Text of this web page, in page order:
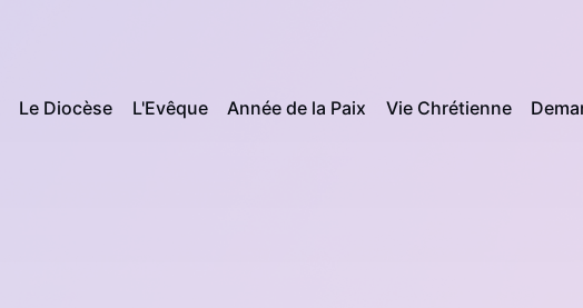
Le Diocèse L'Evêque Année de la Paix Vie Chrétienne